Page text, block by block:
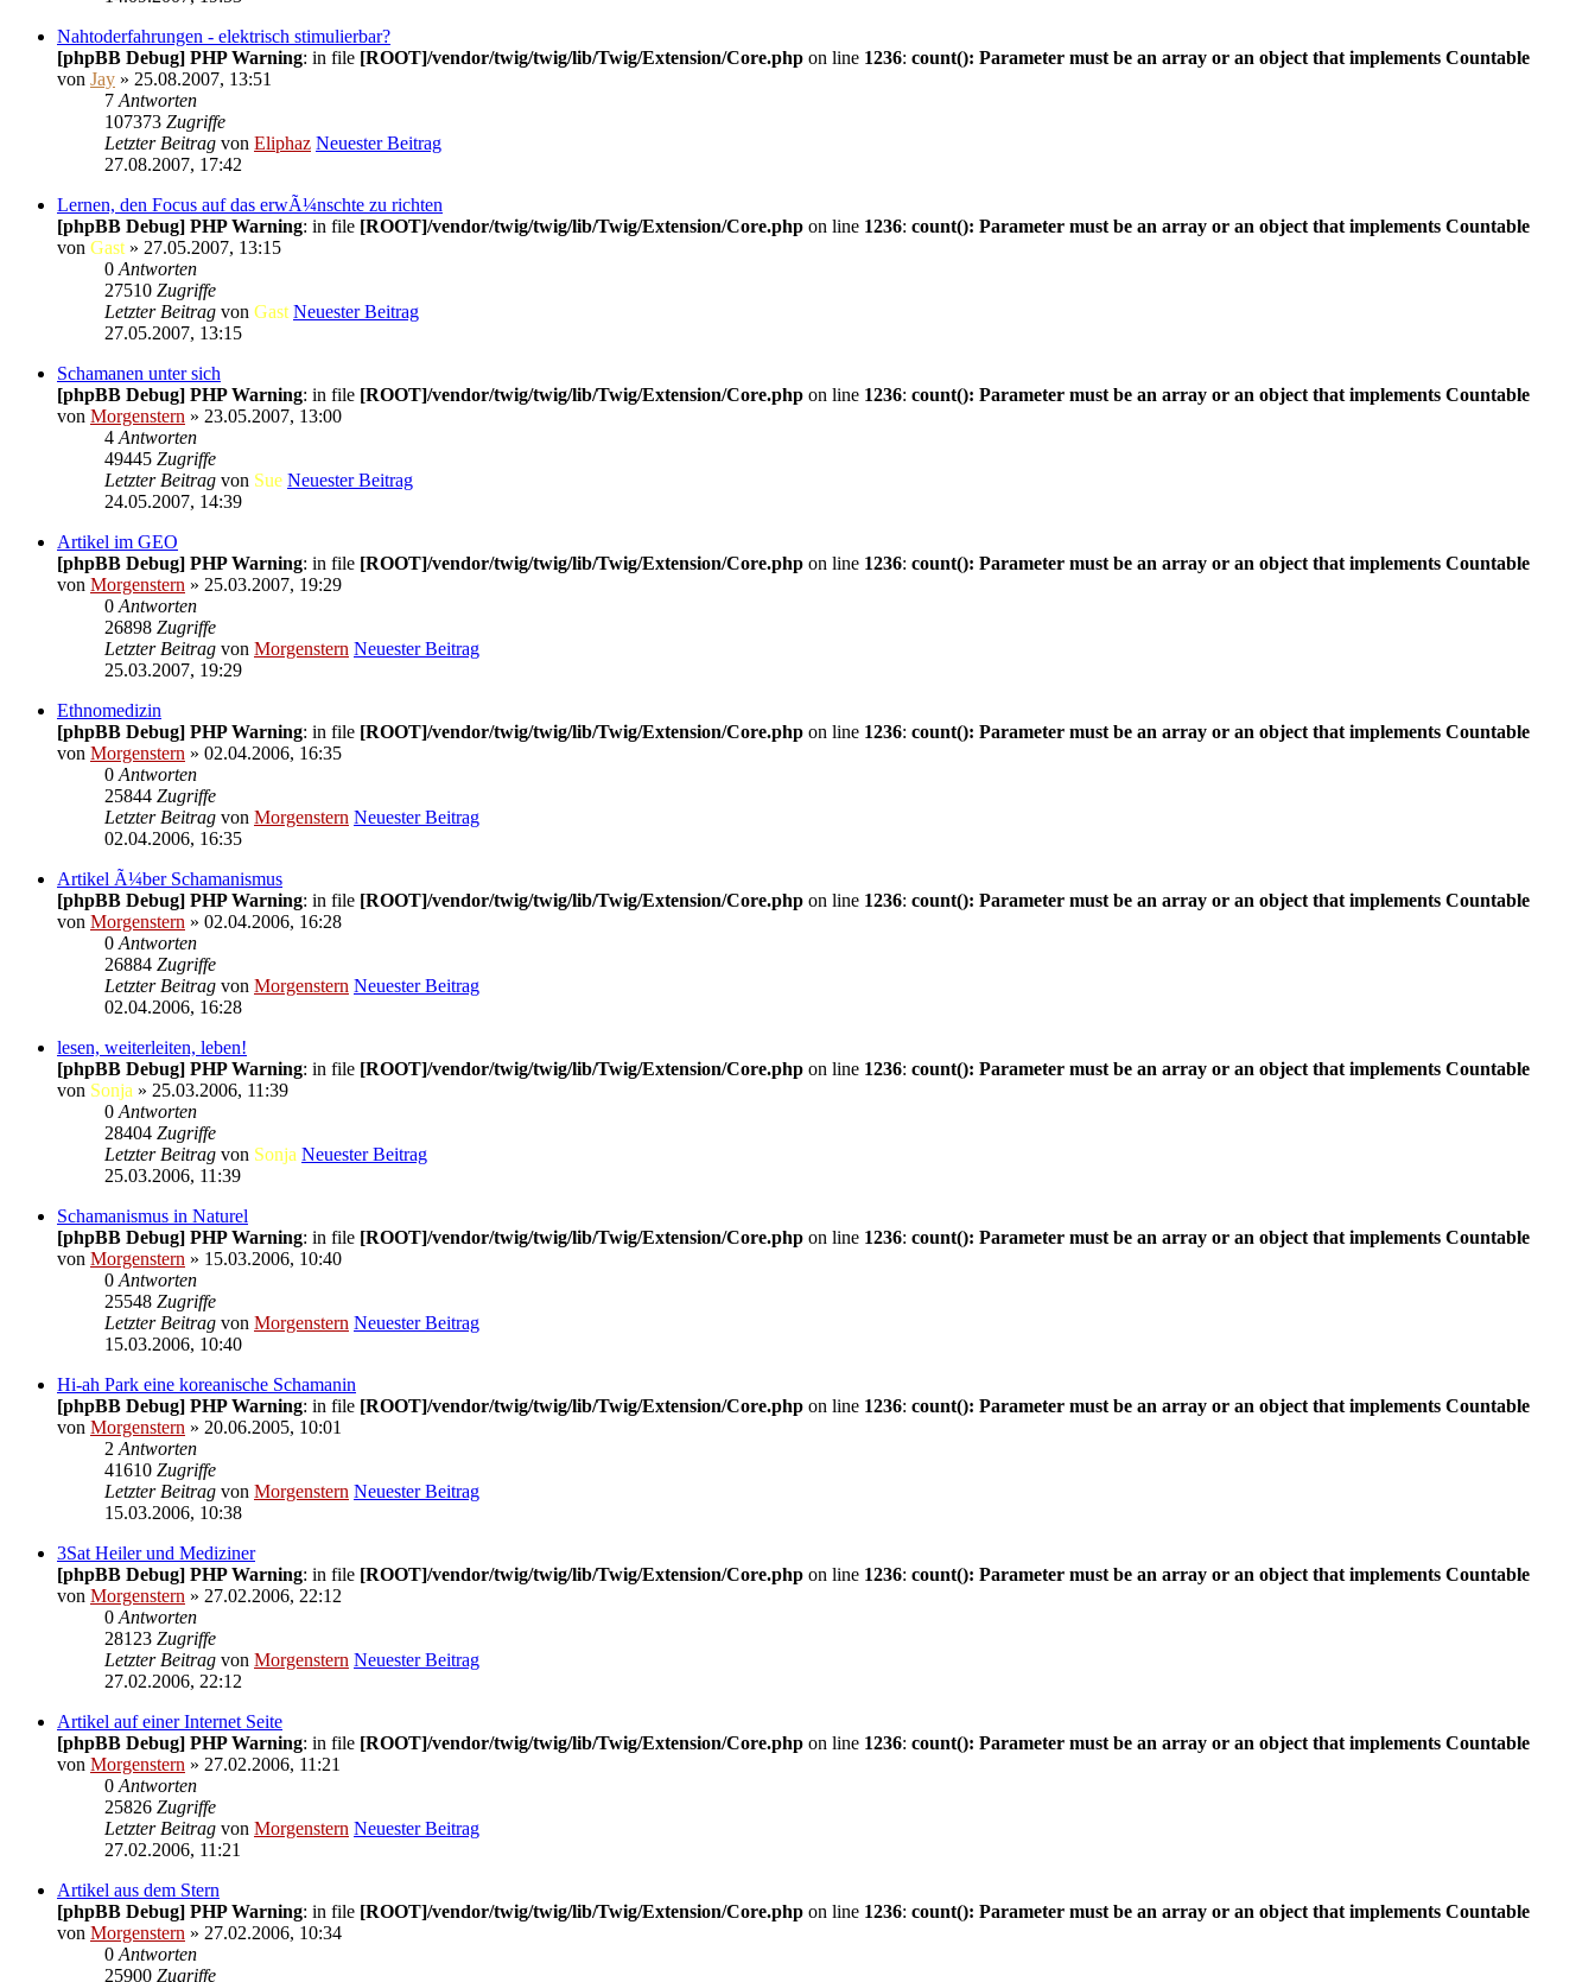
Nahtoderfahrungen - elektrisch stimulierbar?
[phpBB Debug] PHP Warning: in file [ROOT]/vendor/twig/twig/lib/Twig/Extension/Core.php on line 1236: count(): Parameter must be an array or an object that implements Countable
von Jay » 25.08.2007, 13:51
7 Antworten
107373 Zugriffe
Letzter Beitrag von Eliphaz Neuester Beitrag
27.08.2007, 17:42
Lernen, den Focus auf das erwÃ¼nschte zu richten
[phpBB Debug] PHP Warning: in file [ROOT]/vendor/twig/twig/lib/Twig/Extension/Core.php on line 1236: count(): Parameter must be an array or an object that implements Countable
von Gast » 27.05.2007, 13:15
0 Antworten
27510 Zugriffe
Letzter Beitrag von Gast Neuester Beitrag
27.05.2007, 13:15
Schamanen unter sich
[phpBB Debug] PHP Warning: in file [ROOT]/vendor/twig/twig/lib/Twig/Extension/Core.php on line 1236: count(): Parameter must be an array or an object that implements Countable
von Morgenstern » 23.05.2007, 13:00
4 Antworten
49445 Zugriffe
Letzter Beitrag von Sue Neuester Beitrag
24.05.2007, 14:39
Artikel im GEO
[phpBB Debug] PHP Warning: in file [ROOT]/vendor/twig/twig/lib/Twig/Extension/Core.php on line 1236: count(): Parameter must be an array or an object that implements Countable
von Morgenstern » 25.03.2007, 19:29
0 Antworten
26898 Zugriffe
Letzter Beitrag von Morgenstern Neuester Beitrag
25.03.2007, 19:29
Ethnomedizin
[phpBB Debug] PHP Warning: in file [ROOT]/vendor/twig/twig/lib/Twig/Extension/Core.php on line 1236: count(): Parameter must be an array or an object that implements Countable
von Morgenstern » 02.04.2006, 16:35
0 Antworten
25844 Zugriffe
Letzter Beitrag von Morgenstern Neuester Beitrag
02.04.2006, 16:35
Artikel Ã¼ber Schamanismus
[phpBB Debug] PHP Warning: in file [ROOT]/vendor/twig/twig/lib/Twig/Extension/Core.php on line 1236: count(): Parameter must be an array or an object that implements Countable
von Morgenstern » 02.04.2006, 16:28
0 Antworten
26884 Zugriffe
Letzter Beitrag von Morgenstern Neuester Beitrag
02.04.2006, 16:28
lesen, weiterleiten, leben!
[phpBB Debug] PHP Warning: in file [ROOT]/vendor/twig/twig/lib/Twig/Extension/Core.php on line 1236: count(): Parameter must be an array or an object that implements Countable
von Sonja » 25.03.2006, 11:39
0 Antworten
28404 Zugriffe
Letzter Beitrag von Sonja Neuester Beitrag
25.03.2006, 11:39
Schamanismus in Naturel
[phpBB Debug] PHP Warning: in file [ROOT]/vendor/twig/twig/lib/Twig/Extension/Core.php on line 1236: count(): Parameter must be an array or an object that implements Countable
von Morgenstern » 15.03.2006, 10:40
0 Antworten
25548 Zugriffe
Letzter Beitrag von Morgenstern Neuester Beitrag
15.03.2006, 10:40
Hi-ah Park eine koreanische Schamanin
[phpBB Debug] PHP Warning: in file [ROOT]/vendor/twig/twig/lib/Twig/Extension/Core.php on line 1236: count(): Parameter must be an array or an object that implements Countable
von Morgenstern » 20.06.2005, 10:01
2 Antworten
41610 Zugriffe
Letzter Beitrag von Morgenstern Neuester Beitrag
15.03.2006, 10:38
3Sat Heiler und Mediziner
[phpBB Debug] PHP Warning: in file [ROOT]/vendor/twig/twig/lib/Twig/Extension/Core.php on line 1236: count(): Parameter must be an array or an object that implements Countable
von Morgenstern » 27.02.2006, 22:12
0 Antworten
28123 Zugriffe
Letzter Beitrag von Morgenstern Neuester Beitrag
27.02.2006, 22:12
Artikel auf einer Internet Seite
[phpBB Debug] PHP Warning: in file [ROOT]/vendor/twig/twig/lib/Twig/Extension/Core.php on line 1236: count(): Parameter must be an array or an object that implements Countable
von Morgenstern » 27.02.2006, 11:21
0 Antworten
25826 Zugriffe
Letzter Beitrag von Morgenstern Neuester Beitrag
27.02.2006, 11:21
Artikel aus dem Stern
[phpBB Debug] PHP Warning: in file [ROOT]/vendor/twig/twig/lib/Twig/Extension/Core.php on line 1236: count(): Parameter must be an array or an object that implements Countable
von Morgenstern » 27.02.2006, 10:34
0 Antworten
25900 Zugriffe